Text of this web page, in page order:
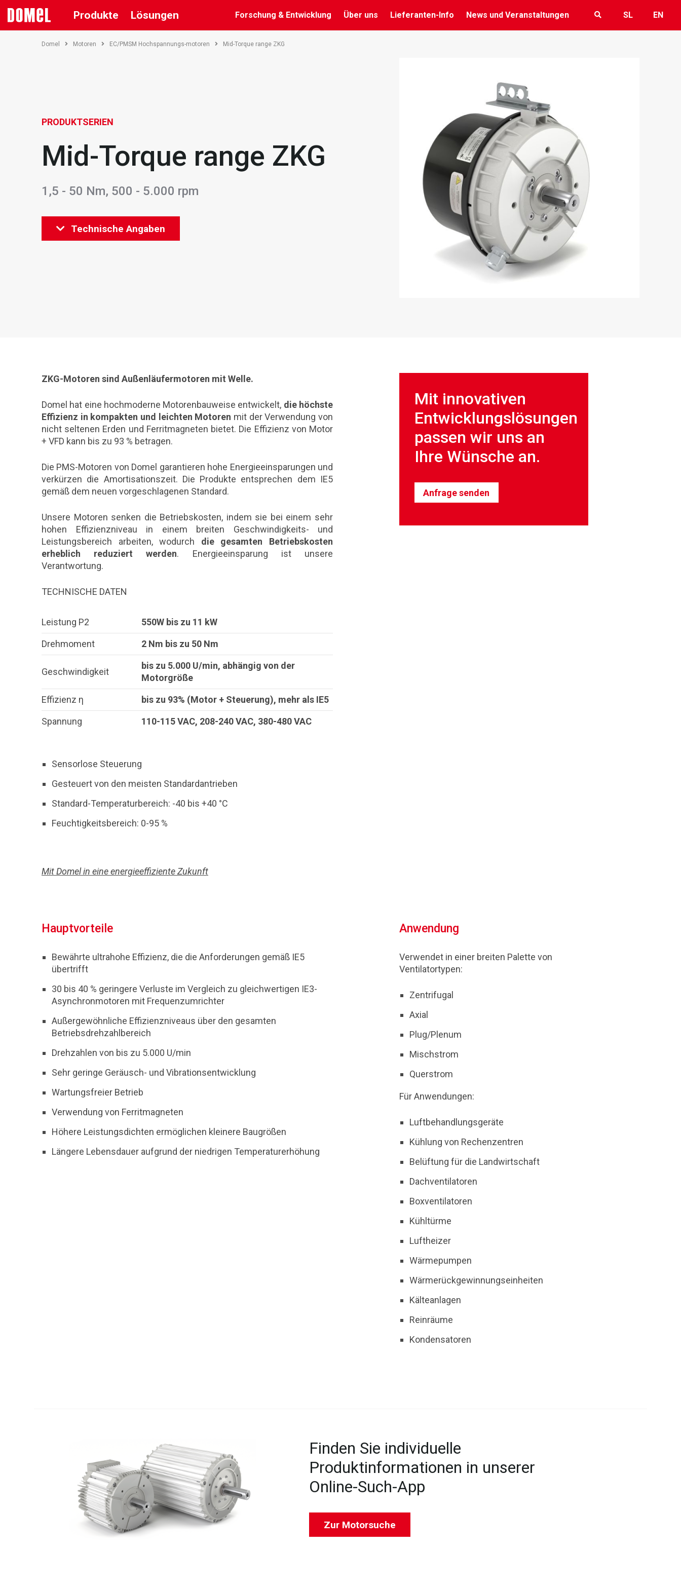
Produkte Lösungen Forschung & Entwicklung Über uns Lieferanten-Info News und Veranstaltungen SL EN
Domel Motoren EC/PMSM Hochspannungs-motoren Mid-Torque range ZKG
PRODUKTSERIEN
Mid-Torque range ZKG
1,5 - 50 Nm, 500 - 5.000 rpm
Technische Angaben
ZKG-Motoren sind Außenläufermotoren mit Welle.
Domel hat eine hochmoderne Motorenbauweise entwickelt, die höchste
Effizienz in kompakten und leichten Motoren mit der Verwendung von
nicht seltenen Erden und Ferritmagneten bietet. Die Effizienz von Motor
+ VFD kann bis zu 93 % betragen.
Die PMS-Motoren von Domel garantieren hohe Energieeinsparungen und
verkürzen die Amortisationszeit. Die Produkte entsprechen dem IE5
gemäß dem neuen vorgeschlagenen Standard.
Unsere Motoren senken die Betriebskosten, indem sie bei einem sehr
hohen Effizienzniveau in einem breiten Geschwindigkeits- und
Leistungsbereich arbeiten, wodurch die gesamten Betriebskosten
erheblich reduziert werden. Energieeinsparung ist unsere
Verantwortung.
TECHNISCHE DATEN
Leistung P2 550W bis zu 11 kW
Drehmoment 2 Nm bis zu 50 Nm
Geschwindigkeit
bis zu 5.000 U/min, abhängig von der
Motorgröße
Effizienz η bis zu 93% (Motor + Steuerung), mehr als IE5
Spannung 110-115 VAC, 208-240 VAC, 380-480 VAC
Sensorlose Steuerung
Gesteuert von den meisten Standardantrieben
Standard-Temperaturbereich: -40 bis +40 °C
Feuchtigkeitsbereich: 0-95 %
Mit Domel in eine energieeffiziente Zukunft
Mit innovativen
Entwicklungslösungen
passen wir uns an
Ihre Wünsche an.
Anfrage senden
Hauptvorteile
Bewährte ultrahohe Effizienz, die die Anforderungen gemäß IE5
übertrifft
30 bis 40 % geringere Verluste im Vergleich zu gleichwertigen IE3-
Asynchronmotoren mit Frequenzumrichter
Außergewöhnliche Effizienzniveaus über den gesamten
Betriebsdrehzahlbereich
Drehzahlen von bis zu 5.000 U/min
Sehr geringe Geräusch- und Vibrationsentwicklung
Wartungsfreier Betrieb
Verwendung von Ferritmagneten
Höhere Leistungsdichten ermöglichen kleinere Baugrößen
Längere Lebensdauer aufgrund der niedrigen Temperaturerhöhung
Anwendung
Verwendet in einer breiten Palette von
Ventilatortypen:
Zentrifugal
Axial
Plug/Plenum
Mischstrom
Querstrom
Für Anwendungen:
Luftbehandlungsgeräte
Kühlung von Rechenzentren
Belüftung für die Landwirtschaft
Dachventilatoren
Boxventilatoren
Kühltürme
Luftheizer
Wärmepumpen
Wärmerückgewinnungseinheiten
Kälteanlagen
Reinräume
Kondensatoren
Finden Sie individuelle
Produktinformationen in unserer
Online-Such-App
Zur Motorsuche